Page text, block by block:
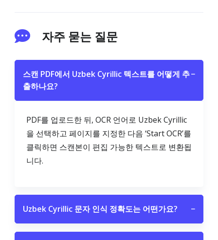
자주 묻는 질문
스캔 PDF에서 Uzbek Cyrillic 텍스트를 어떻게 추
출하나요?
−
PDF를 업로드한 뒤, OCR 언어로 Uzbek Cyrillic
을 선택하고 페이지를 지정한 다음 ‘Start OCR’를
클릭하면 스캔본이 편집 가능한 텍스트로 변환됩
니다.
Uzbek Cyrillic 문자 인식 정확도는 어떤가요? −